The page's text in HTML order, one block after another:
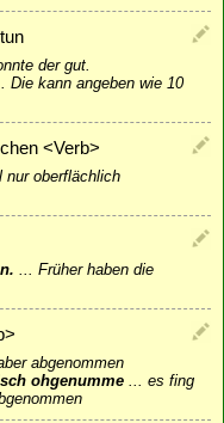
der gut.
Die kann angeben wie 10
<Verb>
nur oberflächlich
Früher haben die
abgenommen
ohgenumme
es fing